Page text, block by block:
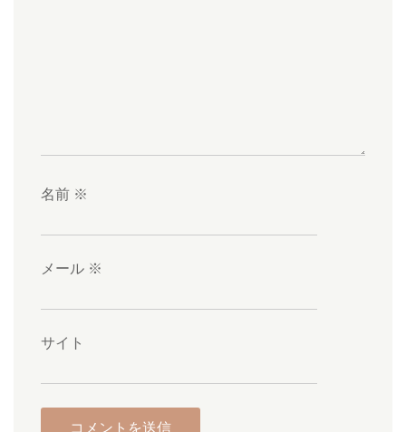
名前 ※
メール ※
サイト